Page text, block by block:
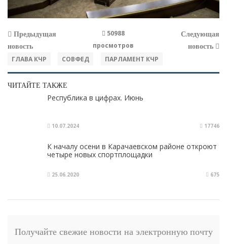
Предыдущая
новость
50988
просмотров
Следующая
новость
ГЛАВА КЧР СОВФЕД ПАРЛАМЕНТ КЧР
ЧИТАЙТЕ ТАКЖЕ
Республика в цифрах. Июнь
10.07.2024 17746
К началу осени в Карачаевском районе откроют
четыре новых спортплощадки​
25.06.2020 675
Получайте свежие новости на электронную почту